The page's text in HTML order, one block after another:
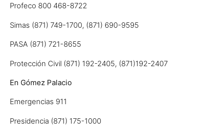
Profeco 800 468-8722
Simas (871) 749-1700, (871) 690-9595
PASA (871) 721-8655
Protección Civil (871) 192-2405, (871)192-2407
En Gómez Palacio
Emergencias 911
Presidencia (871) 175-1000